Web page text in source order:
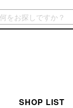
現在カート
SHOP LIST